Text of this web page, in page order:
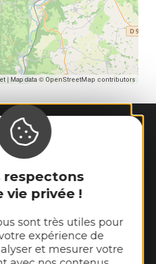
respectons
vie privée !
sont très utiles pour
expérience de
et mesurer votre
| Map data © OpenStreetMap contributors
DETOULONJAC
10, rue du Mas Viel
:05 65 45 11 97
le lundi
jeudi : 8h - 12h et 13h30